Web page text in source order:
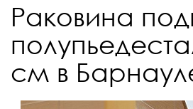
Раковина
см в